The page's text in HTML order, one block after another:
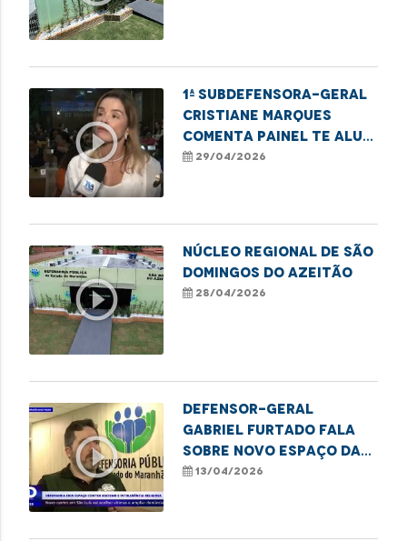
play_circle_outline
1ª subdefensora-geral
Cristiane Marques
comenta painel Te Alui,
Mulher sobre inclusão
29/04/2026
play_circle_outline
Núcleo Regional de São
Domingos do Azeitão
28/04/2026
play_circle_outline
Defensor-geral
Gabriel Furtado fala
sobre novo espaço da
DPE/MA para acolher
13/04/2026